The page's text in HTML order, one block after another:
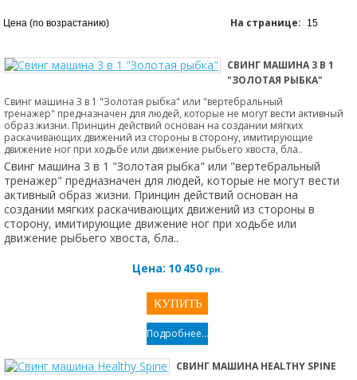
На странице:
СВИНГ МАШИНА 3 В 1
"ЗОЛОТАЯ РЫБКА"
Свинг машина 3 в 1 "Золотая рыбка" или "вертебральный
тренажер" предназначен для людей, которые не могут вести активный
образ жизни. Принцин действий основан на создании мягких
раскачивающих движений из стороны в сторону, имитирующие
движение ног при ходьбе или движение рыбьего хвоста, бла..
Свинг машина 3 в 1 "Золотая рыбка" или "вертебральный
тренажер" предназначен для людей, которые не могут вести
активный образ жизни. Принцин действий основан на
создании мягких раскачивающих движений из стороны в
сторону, имитирующие движение ног при ходьбе или
движение рыбьего хвоста, бла..
Цена: 10 450грн.
Подробнее...
СВИНГ МАШИНА HEALTHY SPINE